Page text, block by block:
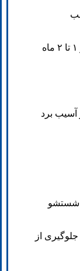
آسیب برد
شستشو
از